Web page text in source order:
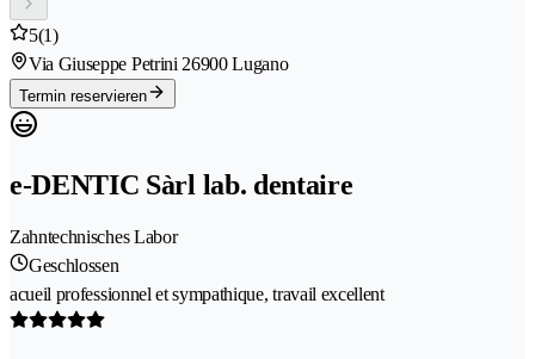
5(1)
Via Giuseppe Petrini 26900 Lugano
Termin reservieren
e-DENTIC Sàrl lab. dentaire
Zahntechnisches Labor
Geschlossen
acueil professionnel et sympathique, travail excellent